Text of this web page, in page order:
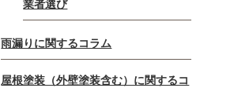
業者選び
雨漏りに関するコラム
屋根塗装（外壁塗装含む）に関するコ